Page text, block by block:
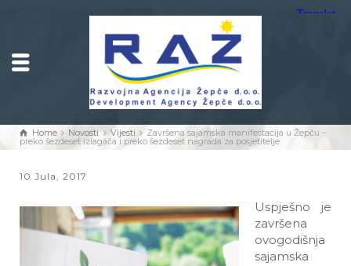
Home Novosti Vijesti Završena sajamska manifestacija u Žepču –
preko šezdeset izlagača i preko šezdeset nagrada za posjetitelje
10 Jula, 2017
Uspješno je
završena
ovogodišnja
sajamska